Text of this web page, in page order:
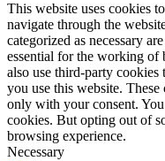
This website uses cookies
navigate through the
categorized as necessary
essential for the working of
also use third-party cookies
you use this website.
only with your consent.
cookies. But opting out of
browsing experience.
Necessary